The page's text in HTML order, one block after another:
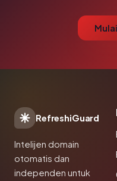
RefreshiGuard
Intelijen domain
otomatis dan
independen untuk